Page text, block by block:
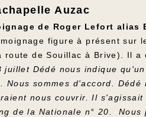
Auzac
de Roger Lefort
figure à présent sur
route de Souillac à Brive). Il a
juillet Dédé nous indique
Nous sommes d'accord.
nous couvrir. Il
de la Nationale n° 20. Nous